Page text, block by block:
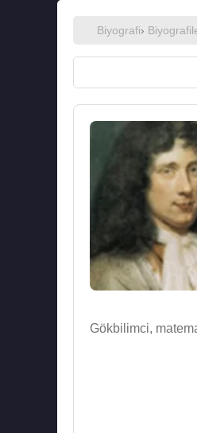
Biyografi›
Gökbilimci,